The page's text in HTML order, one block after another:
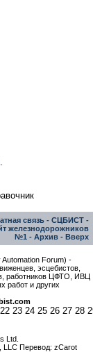
связь - СЦБИСТ -
железнодорожников
№1 - Архив - Вверх
Forum) -
эсцебистов,
работников ЦФТО, ИВЦ
работ и других
22 23 24 25 26 27 28
Ltd.
LLC Перевод: zCarot